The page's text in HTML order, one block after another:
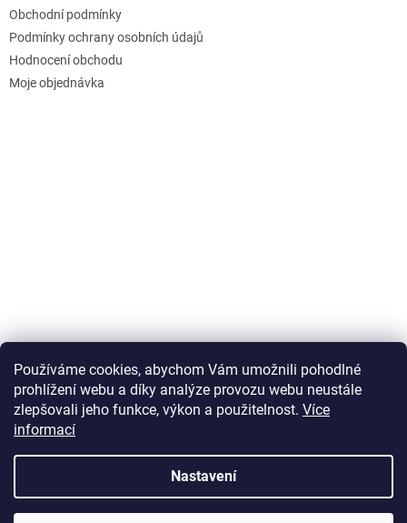
Používáme cookies, abychom Vám umožnili pohodlné
prohlížení webu a díky analýze provozu webu neustále
zlepšovali jeho funkce, výkon a použitelnost. Více
informací
Nastavení
Obchodní podmínky
Podmínky ochrany osobních údajů
Hodnocení obchodu
Moje objednávka